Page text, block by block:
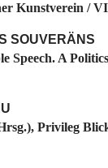
Kunstverein /
SOUVERÄNS
Speech. A
Privileg